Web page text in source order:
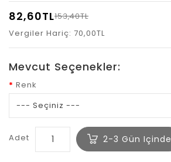
82,60TL153,40TL
Vergiler Hariç: 70,00TL
Mevcut Seçenekler:
Renk
Adet 2-3 Gün Içinde